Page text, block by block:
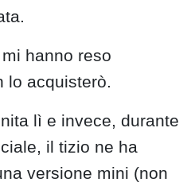
hanno reso
lo acquisterò.
lì e invece, durante
il tizio ne ha
versione mini (non